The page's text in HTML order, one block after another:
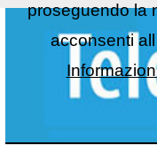
proseguendo la
acconsenti